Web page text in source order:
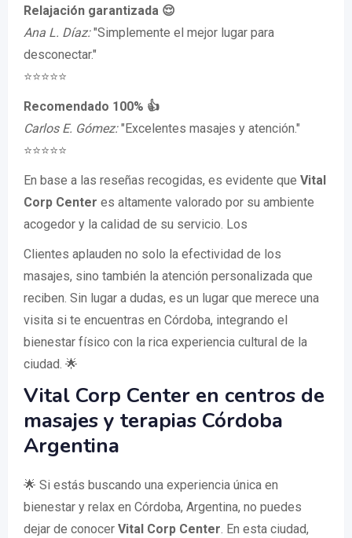
Relajación garantizada 😌
Ana L. Díaz:"Simplemente el mejor lugar para
desconectar."
⭐️⭐️⭐️⭐️⭐️
Recomendado 100% 👍
Carlos E. Gómez:"Excelentes masajes y atención."
⭐️⭐️⭐️⭐️⭐️
En base a las reseñas recogidas, es evidente que Vital
Corp Center es altamente valorado por su ambiente
acogedor y la calidad de su servicio. Los
Clientes aplauden no solo la efectividad de los
masajes, sino también la atención personalizada que
reciben. Sin lugar a dudas, es un lugar que merece una
visita si te encuentras en Córdoba, integrando el
bienestar físico con la rica experiencia cultural de la
ciudad. 🌟
Vital Corp Center en centros de
masajes y terapias Córdoba
Argentina
🌟 Si estás buscando una experiencia única en
bienestar y relax en Córdoba, Argentina, no puedes
dejar de conocer Vital Corp Center. En esta ciudad,